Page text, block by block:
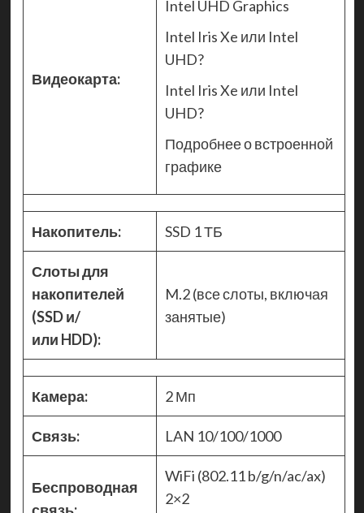
Видеокарта:
Intel UHD Graphics
Intel Iris Xe или Intel
UHD?
Intel Iris Xe или Intel
UHD?
Подробнее о встроенной
графике
Накопитель: SSD 1 ТБ
Слоты для
накопителей
(SSD и/
или HDD):
M.2 (все слоты, включая
занятые)
Камера: 2 Мп
Связь: LAN 10/100/1000
Беспроводная
WiFi (802.11 b/g/n/ac/ax)
2×2